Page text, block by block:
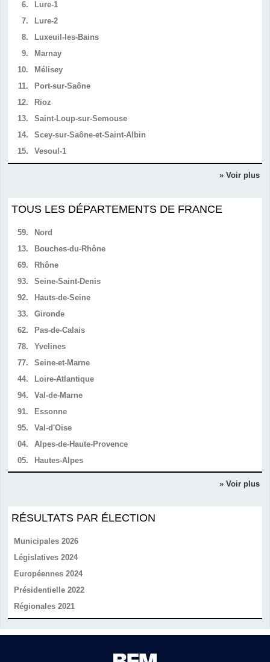
6.
Lure-1
7.
Lure-2
8.
Luxeuil-les-Bains
9.
Marnay
10.
Mélisey
11.
Port-sur-Saône
12.
Rioz
13.
Saint-Loup-sur-Semouse
14.
Scey-sur-Saône-et-Saint-Albin
15.
Vesoul-1
» Voir plus
TOUS LES DÉPARTEMENTS DE FRANCE
59.
Nord
13.
Bouches-du-Rhône
69.
Rhône
93.
Seine-Saint-Denis
92.
Hauts-de-Seine
33.
Gironde
62.
Pas-de-Calais
78.
Yvelines
77.
Seine-et-Marne
44.
Loire-Atlantique
94.
Val-de-Marne
91.
Essonne
95.
Val-d'Oise
04.
Alpes-de-Haute-Provence
05.
Hautes-Alpes
» Voir plus
RÉSULTATS PAR ÉLECTION
Municipales 2026
Législatives 2024
Européennes 2024
Présidentielle 2022
Régionales 2021